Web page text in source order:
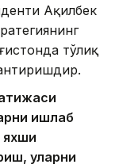
Ақилбек
тўлиқ
ишлаб
яхши
уларни